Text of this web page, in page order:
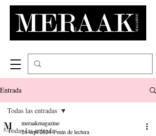
Entrada
Todas las entradas
Todas las entradas
meraakmagazine
26 sept 20241 min de lectura